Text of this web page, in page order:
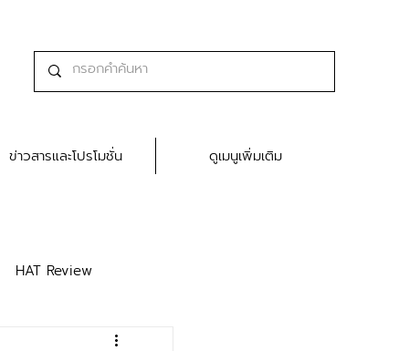
ข่าวสารและโปรโมชั่น ดูเมนูเพิ่มเติม
HAT Review